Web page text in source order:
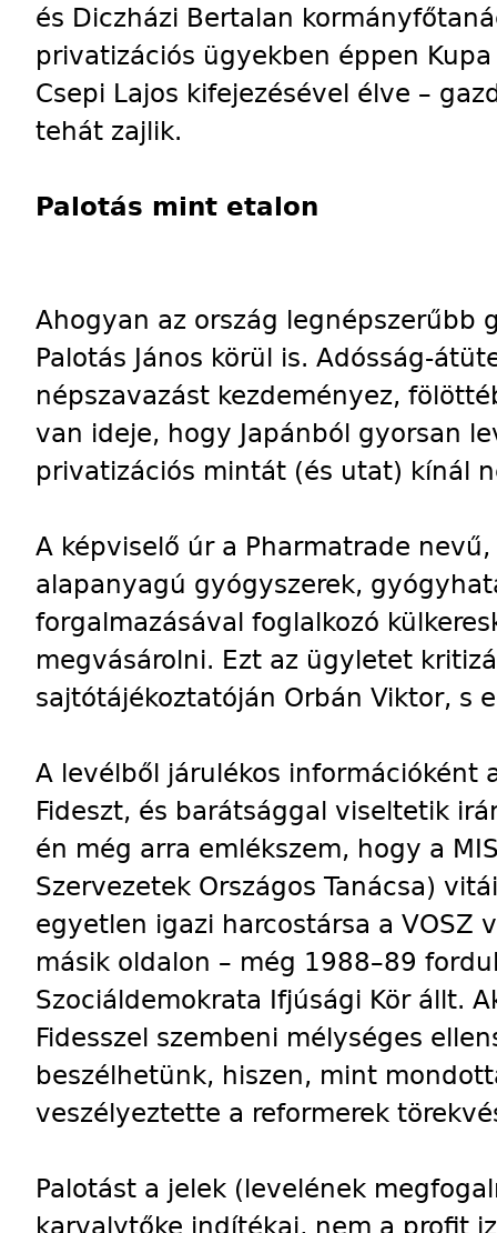
és Diczházi Bertalan
privatizációs ügyekben éppen
Csepi Lajos kifejezésével élve –
tehát zajlik.
Palotás mint etalon
Ahogyan az ország legnépszerűbb
Palotás János körül is. Adósság-
népszavazást kezdeményez,
van ideje, hogy Japánból gyorsan
privatizációs mintát (és utat) kínál
A képviselő úr a Pharmatrade
alapanyagú gyógyszerek,
forgalmazásával foglalkozó
megvásárolni. Ezt az ügyletet
sajtótájékoztatóján Orbán Viktor, s
A levélből járulékos információként
Fideszt, és barátsággal viseltetik
én még arra emlékszem, hogy a
Szervezetek Országos Tanácsa)
egyetlen igazi harcostársa a VOSZ
másik oldalon – még 1988–89
Szociáldemokrata Ifjúsági Kör állt.
Fidesszel szembeni mélységes
beszélhetünk, hiszen, mint
veszélyeztette a reformerek
Palotást a jelek (levelének
karvalytőke indítékai, nem a profit